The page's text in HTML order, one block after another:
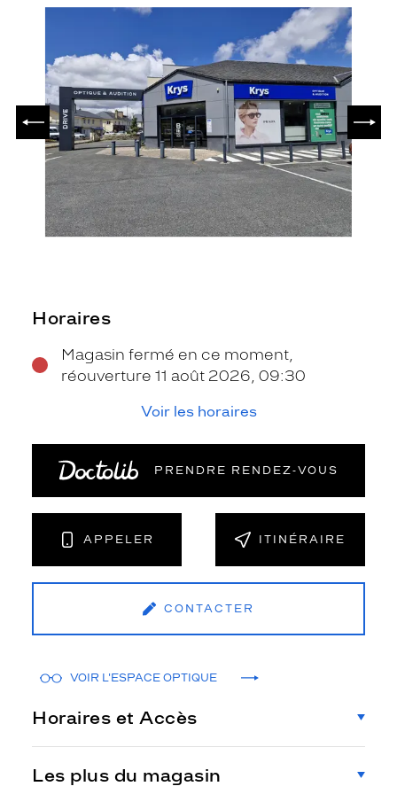
PRÉCÉDENT
Horaires
Magasin fermé en ce moment,
réouverture 11 août 2026, 09:30
Voir les horaires
PRENDRE RENDEZ‑VOUS
APPELER ITINÉRAIRE
CONTACTER
VOIR L'ESPACE OPTIQUE
Horaires et Accès
Les plus du magasin